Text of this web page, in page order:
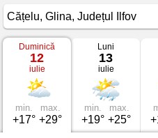
Vremea
Cățelu
iulie
2026
Glina,
Județul
Duminică
12
iulie
min.
+17°
max.
+29°
Luni
13
iulie
min.
+19°
max.
+25°